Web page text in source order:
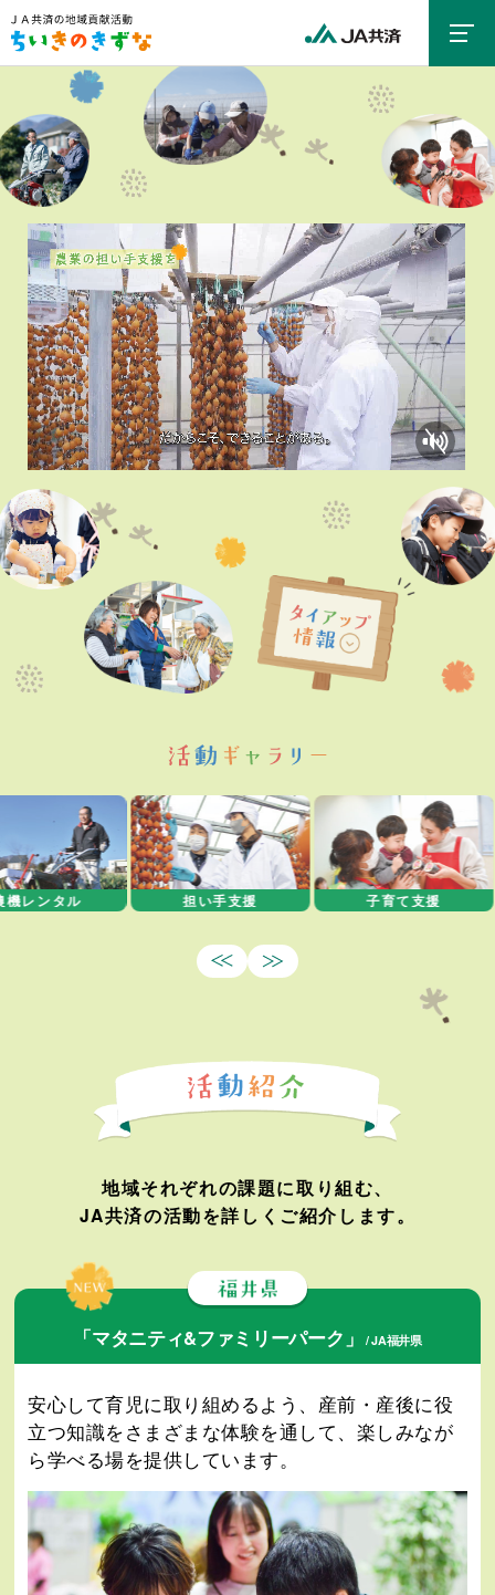
担い手支援 子育て支援 マタニテ
地域それぞれの課題に取り組む、
JA共済の活動を詳しくご紹介します。
「マタニティ&ファミリーパーク」 / JA福井県
安心して育児に取り組めるよう、産前・産後に役
立つ知識をさまざまな体験を通して、楽しみなが
ら学べる場を提供しています。